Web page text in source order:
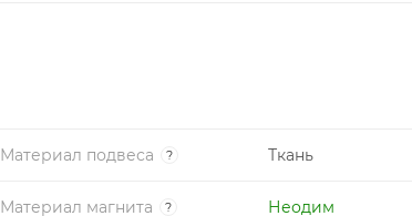
Материал подвеса ? Ткань
Материал магнита ? Неодим